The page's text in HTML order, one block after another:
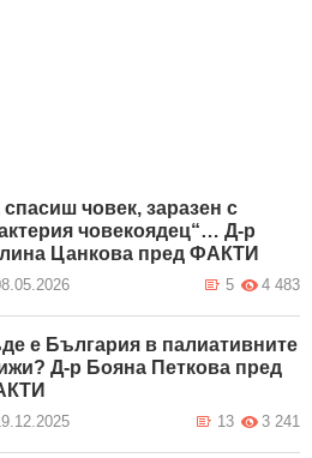
спасиш човек, заразен с
човекоядец“… Д-р
Цанкова пред ФАКТИ
4 483
5
е България в палиативните
Д-р Бояна Петкова пред
3 241
13